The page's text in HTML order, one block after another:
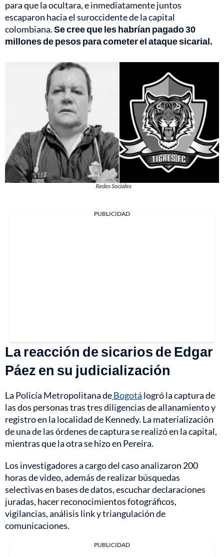
para que la ocultara, e inmediatamente juntos
escaparon hacia el suroccidente de la capital
colombiana.Se cree que les habrían pagado 30
millones de pesos para cometer el ataque sicarial.
Redes Sociales
PUBLICIDAD
La reacción de sicarios de Edgar
Páez en su judicialización
La Policía Metropolitana deBogotá logró la captura de
las dos personas tras tres diligencias de allanamiento y
registro en la localidad de Kennedy. La materialización
de una de las órdenes de captura se realizó en la capital,
mientras que la otra se hizo en Pereira.
Los investigadores a cargo del caso analizaron 200
horas de video, además de realizar búsquedas
selectivas en bases de datos, escuchar declaraciones
juradas, hacer reconocimientos fotográficos,
vigilancias, análisis link y triangulación de
comunicaciones.
PUBLICIDAD